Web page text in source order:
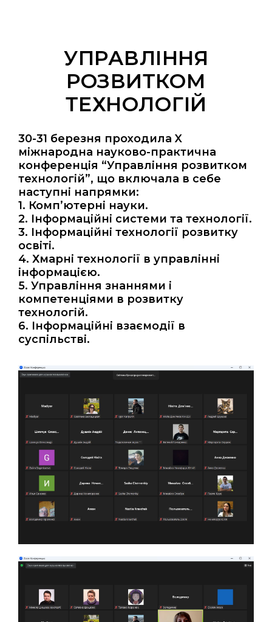
УПРАВЛІННЯ
РОЗВИТКОМ
ТЕХНОЛОГІЙ
30-31 березня проходила X
міжнародна науково-практична
конференція “Управління розвитком
технологій”, що включала в себе
наступні напрямки:
1. Комп’ютерні науки.
2. Інформаційні системи та технології.
3. Інформаційні технології розвитку
освіті.
4. Хмарні технології в управлінні
інформацією.
5. Управління знаннями і
компетенціями в розвитку
технологій.
6. Інформаційні взаємодії в
суспільстві.